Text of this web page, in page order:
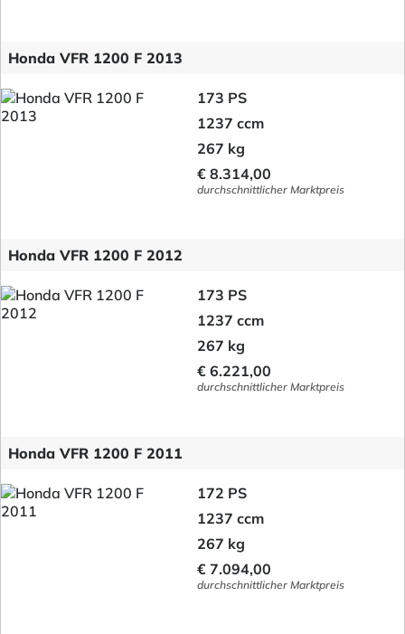
Honda VFR 1200 F 2013
173 PS
1237 ccm
267 kg
€ 8.314,00
durchschnittlicher Marktpreis
Honda VFR 1200 F 2012
173 PS
1237 ccm
267 kg
€ 6.221,00
durchschnittlicher Marktpreis
Honda VFR 1200 F 2011
172 PS
1237 ccm
267 kg
€ 7.094,00
durchschnittlicher Marktpreis